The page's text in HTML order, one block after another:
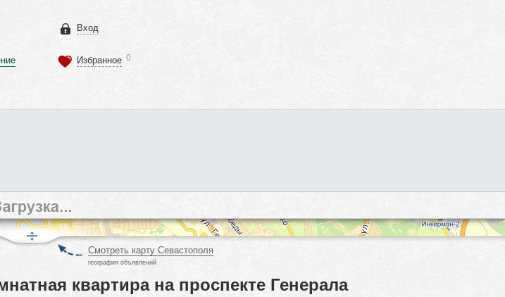
Вход
Избранное 0
Смотреть карту Севастополя
география объявлений
квартира на проспекте Генерала